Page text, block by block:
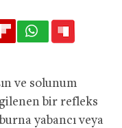
ve solunum
bir refleks
yabancı veya